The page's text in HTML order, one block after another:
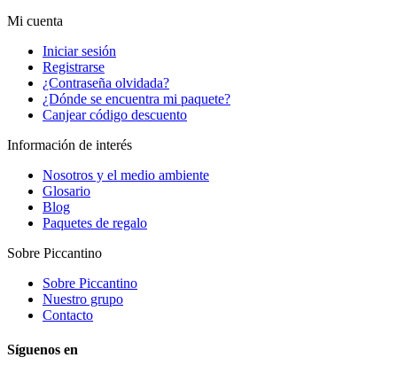
Mi cuenta
Iniciar sesión
Registrarse
¿Contraseña olvidada?
¿Dónde se encuentra mi paquete?
Canjear código descuento
Información de interés
Nosotros y el medio ambiente
Glosario
Blog
Paquetes de regalo
Sobre Piccantino
Sobre Piccantino
Nuestro grupo
Contacto
Síguenos en